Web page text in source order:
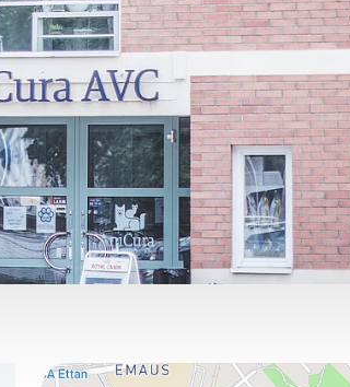
Här hittar du oss